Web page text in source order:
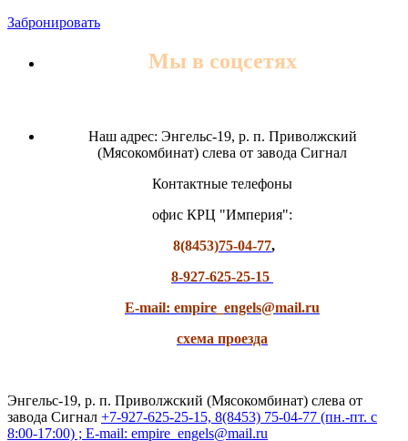
Забронировать
Мы в соцсетях
Наш адрес: Энгельс-19, р. п. Приволжский
(Мясокомбинат) слева от завода Сигнал
Контактные телефоны
офис КРЦ "Империя":
8(8453)75-04-77,
8-927-625-25-15
E-mail: empire_engels@mail.ru
схема проезда
Энгельс-19, р. п. Приволжский (Мясокомбинат) слева от
завода Сигнал +7-927-625-25-15, 8(8453) 75-04-77 (пн.-пт. с
8:00-17:00) ; E-mail: empire_engels@mail.ru